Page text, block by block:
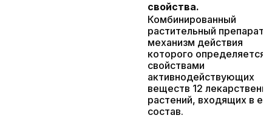
свойства.
Комбинированный
растительный препарат,
механизм действия
которого определяется
свойствами
активнодействующих
веществ 12
растений, входящих в
состав.